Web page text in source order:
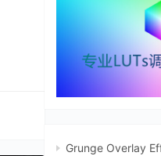
Grunge Overlay